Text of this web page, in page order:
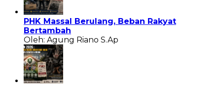
PHK Massal Berulang, Beban Rakyat
Bertambah
Oleh: Agung Riano S.Ap